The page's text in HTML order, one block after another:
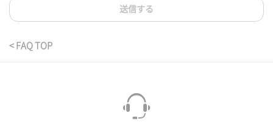
送信する
< FAQ TOP